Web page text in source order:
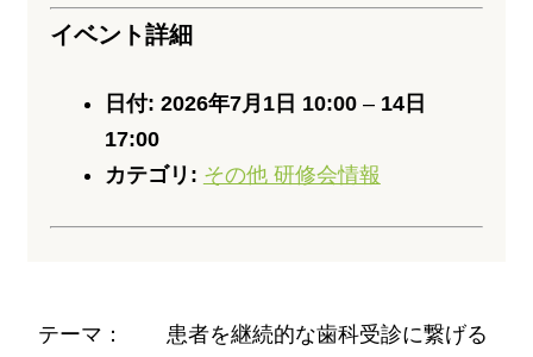
イベント詳細
日付: 2026年7月1日 10:00– 14日
17:00
カテゴリ: その他 研修会情報
テーマ：
患者を継続的な歯科受診に繋げる